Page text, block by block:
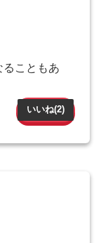
ることもあ
いいね(2)